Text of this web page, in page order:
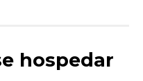
hospedar